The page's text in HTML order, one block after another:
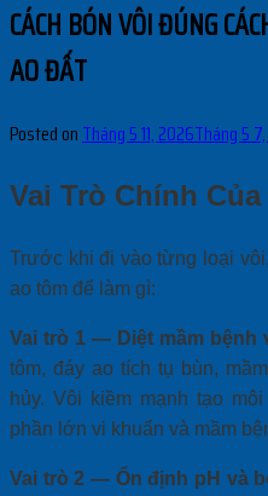
CÁCH BÓN VÔI ĐÚNG
AO ĐẤT
Posted on Tháng 5 11, 2026Tháng 5
Vai Trò Chính Của
Trước khi đi vào từng loại
ao tôm để làm gì:
Vai trò 1 — Diệt mầm bệnh
tôm, đáy ao tích tụ bùn,
hủy. Vôi kiềm mạnh tạo
phần lớn vi khuẩn và mầm
Vai trò 2 — Ổn định pH và